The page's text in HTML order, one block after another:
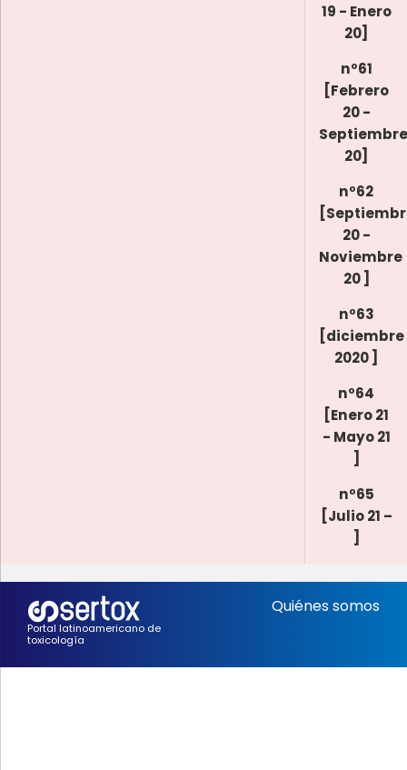
19 - Enero
20]
nº61
[Febrero
20 -
Septiembre
20]
nº62
20 -
Noviembre
20 ]
nº63
[diciembre
2020 ]
nº64
[Enero 21
- Mayo 21
]
nº65
[Julio 21 –
]
Portal latinoamericano de
toxicología
Quiénes somos